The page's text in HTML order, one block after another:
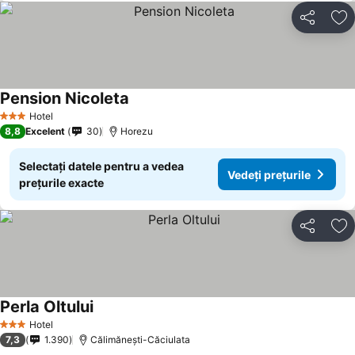
Distribuiți
3 SteleHotel
Pension Nicoleta
8,8 Excelent 30 Horezu
Selectați datele pentru a vedea
prețurile exacte
Vedeți prețurile
Distribuiți
3 SteleHotel
Perla OltuluiVedeți prețurile
7,3 1.390 Călimănești-Căciulata